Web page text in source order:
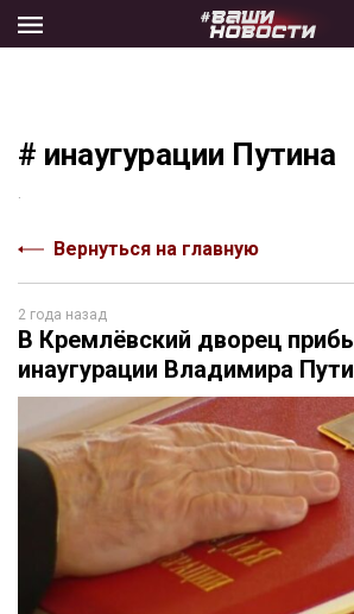
the
# инаугурации Путина
Вернуться на главную
2 года назад
В Кремлёвский дворец
инаугурации Владимира